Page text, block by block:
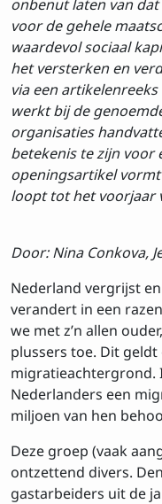
voor de gehele
waardevol sociaal
het versterken en
via een
werkt bij de
organisaties
betekenis te zijn
openingsartikel
loopt tot het voorjaar
Door: Nina Conkova,
Nederland vergrijst
verandert in een
we met z’n allen
plussers toe. Dit
migratieachtergrond.
Nederlanders een
miljoen van hen
Deze groep (vaak
ontzettend divers.
gastarbeiders uit de